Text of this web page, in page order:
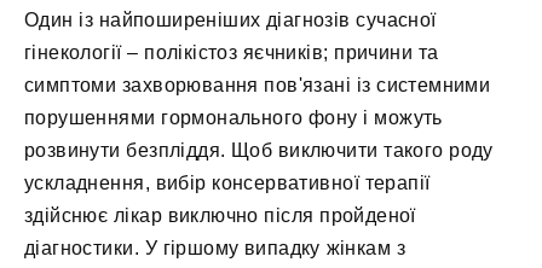
Один із найпоширеніших діагнозів сучасної
гінекології – полікістоз яєчників; причини та
симптоми захворювання пов'язані із системними
порушеннями гормонального фону і можуть
розвинути безпліддя. Щоб виключити такого роду
ускладнення, вибір консервативної терапії
здійснює лікар виключно після пройденої
діагностики. У гіршому випадку жінкам з